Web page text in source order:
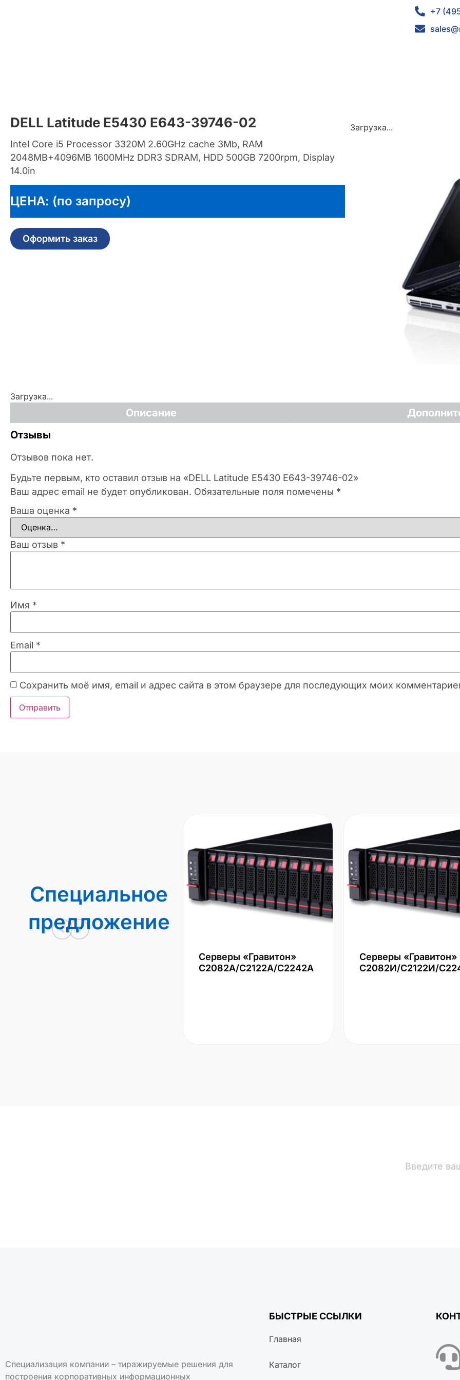
+7
DELL Latitude E5430 E643-39746-02
Intel Core i5 Processor 3320M 2.60GHz cache 3Mb, RAM
2048MB+4096MB 1600MHz DDR3 SDRAM, HDD 500GB 7200rpm, Display
14.0in
ЦЕНА: (по запросу)
Оформить заказ
Загрузка...
Загрузка...
Описание
Отзывы
Отзывов пока нет.
Будьте первым, кто оставил отзыв на «DELL Latitude E5430 E643-39746-02»
Ваш адрес email не будет опубликован. Обязательные поля помечены *
Ваша оценка *
Ваш отзыв *
Имя *
Email *
Сохранить моё имя, email и адрес сайта в этом браузере для последующих моих
Специальное
предложение
Серверы «Гравитон»
С2082А/С2122А/С2242А
Серверы «Гравитон»
С2082И/С2122И/
Специализация компании – тиражируемые решения для
построения корпоративных информационных
БЫСТРЫЕ ССЫЛКИ
Главная
Каталог